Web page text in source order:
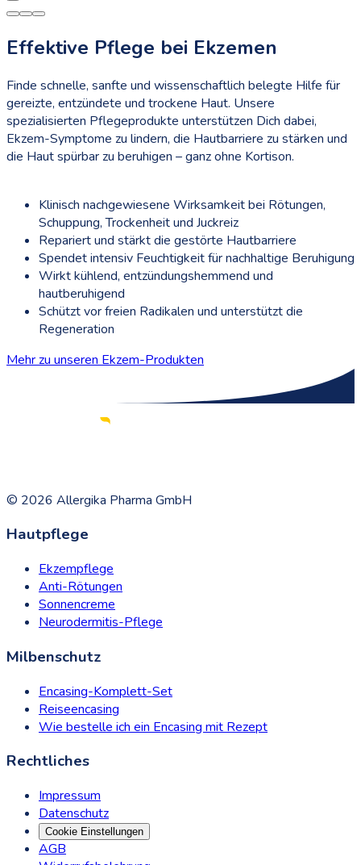
Effektive Pflege bei Ekzemen
Finde schnelle, sanfte und wissenschaftlich belegte Hilfe für
gereizte, entzündete und trockene Haut. Unsere
spezialisierten Pflegeprodukte unterstützen Dich dabei,
Ekzem-Symptome zu lindern, die Hautbarriere zu stärken und
die Haut spürbar zu beruhigen – ganz ohne Kortison.
Klinisch nachgewiesene Wirksamkeit bei Rötungen,
Schuppung, Trockenheit und Juckreiz
Repariert und stärkt die gestörte Hautbarriere
Spendet intensiv Feuchtigkeit für nachhaltige Beruhigung
Wirkt kühlend, entzündungshemmend und
hautberuhigend
Schützt vor freien Radikalen und unterstützt die
Regeneration
Mehr zu unseren Ekzem-Produkten
© 2026 Allergika Pharma GmbH
Hautpflege
Ekzempflege
Anti-Rötungen
Sonnencreme
Neurodermitis-Pflege
Milbenschutz
Encasing-Komplett-Set
Reiseencasing
Wie bestelle ich ein Encasing mit Rezept
Rechtliches
Impressum
Datenschutz
Cookie Einstellungen
AGB